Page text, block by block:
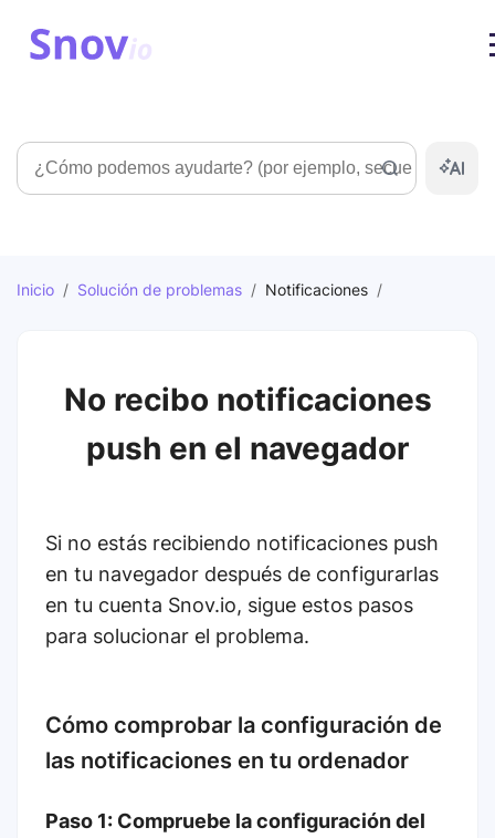
Búsqueda
Inicio / Solución de problemas / Notificaciones /
No recibo notificaciones
push en el navegador
Si no estás recibiendo notificaciones push
en tu navegador después de configurarlas
en tu cuenta Snov.io, sigue estos pasos
para solucionar el problema.
Cómo comprobar la configuración de
las notificaciones en tu ordenador
Paso 1: Compruebe la configuración del